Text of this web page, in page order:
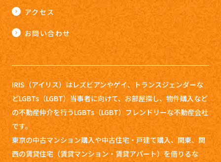
アクセス
お問い合わせ
IRIS（アイリス）はレズビアンやゲイ、トランスジェンダーな
どLGBTs（LGBT）当事者に向けて、お部屋探し、 物件購入など
の不動産仲介を行うLGBTs（LGBT）フレンドリーな不動産会社
です。
東京の中古マンション購入や中古住宅・戸建て購入、関東、関
西の賃貸住宅（賃貸マンション・賃貸アパート）を借りるな